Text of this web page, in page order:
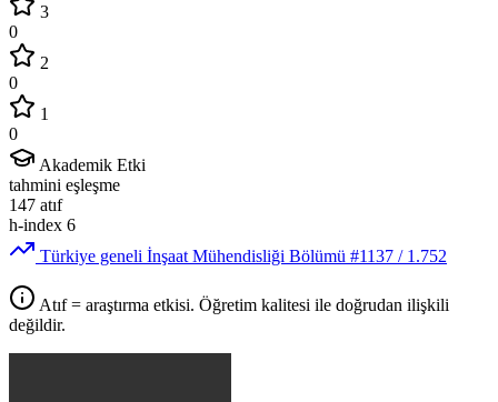
3
0
2
0
1
0
Akademik Etki
tahmini eşleşme
147 atıf
h-index 6
Türkiye geneli İnşaat Mühendisliği Bölümü #1137 / 1.752
Atıf = araştırma etkisi. Öğretim kalitesi ile doğrudan ilişkili
değildir.